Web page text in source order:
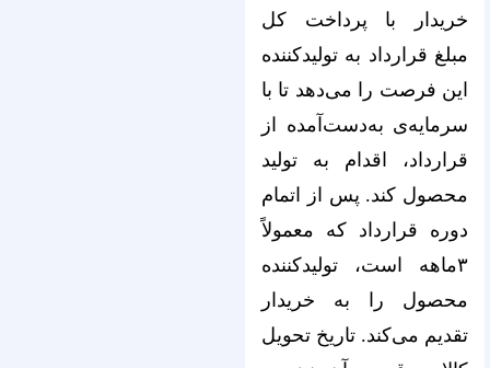
خریدار با پرداخت کل
مبلغ قرارداد به تولیدکننده
این فرصت را می‌دهد تا با
سرمایه‌ی به‌دست‌آمده از
قرارداد، اقدام به تولید
محصول کند. پس از اتمام
دوره قرارداد که معمولاً
۳ماهه است، تولیدکننده
محصول را به خریدار
تقدیم می‌کند. تاریخ تحویل